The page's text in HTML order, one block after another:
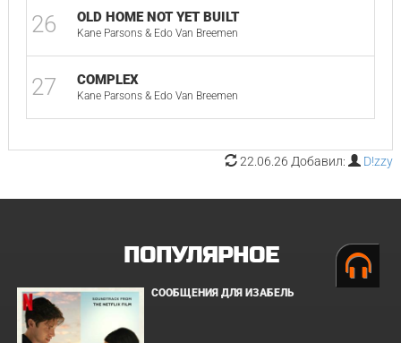
26 OLD HOME NOT YET BUILT
Kane Parsons & Edo Van Breemen
27 COMPLEX
Kane Parsons & Edo Van Breemen
22.06.26 Добавил: D!zzy
ПОПУЛЯРНОЕ
СООБЩЕНИЯ ДЛЯ ИЗАБЕЛЬ